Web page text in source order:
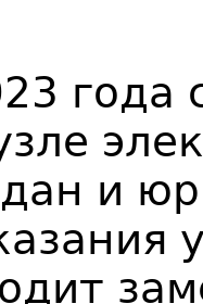
года
и